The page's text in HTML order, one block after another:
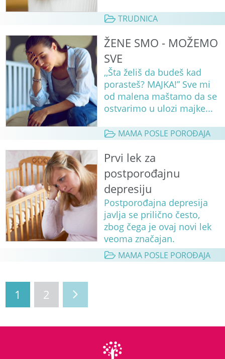
TRUDNICA
ŽENE SMO - MOŽEMO
SVE
,,Šta želiš da budeš kad
porasteš? MAJKA!” Sve mi
od malena maštamo da se
ostvarimo u ulozi majke...
MAMA POSLE POROĐAJA
Prvi lek za
postporođajnu
depresiju
Postporođajna depresija
javlja se prilično često,
zbog čega je ovaj novi lek
veoma značajan.
MAMA POSLE POROĐAJA
1 2